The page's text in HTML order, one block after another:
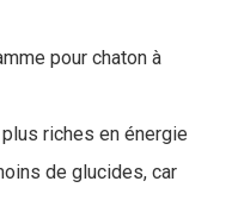
pour chaton à
riches en énergie
de glucides, car